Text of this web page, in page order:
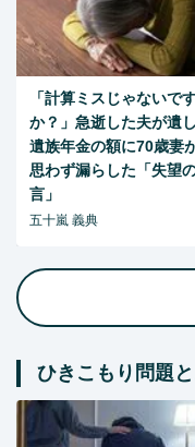
「計算ミスじゃないで
か？」急逝した夫が遺
遺族年金の額に70歳妻
思わず漏らした「失望
言」
五十嵐 義典
ひきこもり問題